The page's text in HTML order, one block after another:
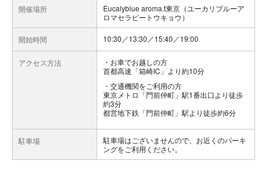
開催場所
Eucalyblue aroma.t東京（ユーカリブルーア
ロマセラピートウキョウ）
開始時間 10:30／13:30／15:40／19:00
アクセス方法
お車でお越しの方
首都高速「箱崎IC」より約10分
交通機関をご利用の方
東京メトロ「門前仲町」駅1番出口より徒歩
約3分
都営地下鉄「門前仲町」駅より徒歩約6分
駐車場
駐車場はございませんので、お近くのパーキ
ングをご利用ください。